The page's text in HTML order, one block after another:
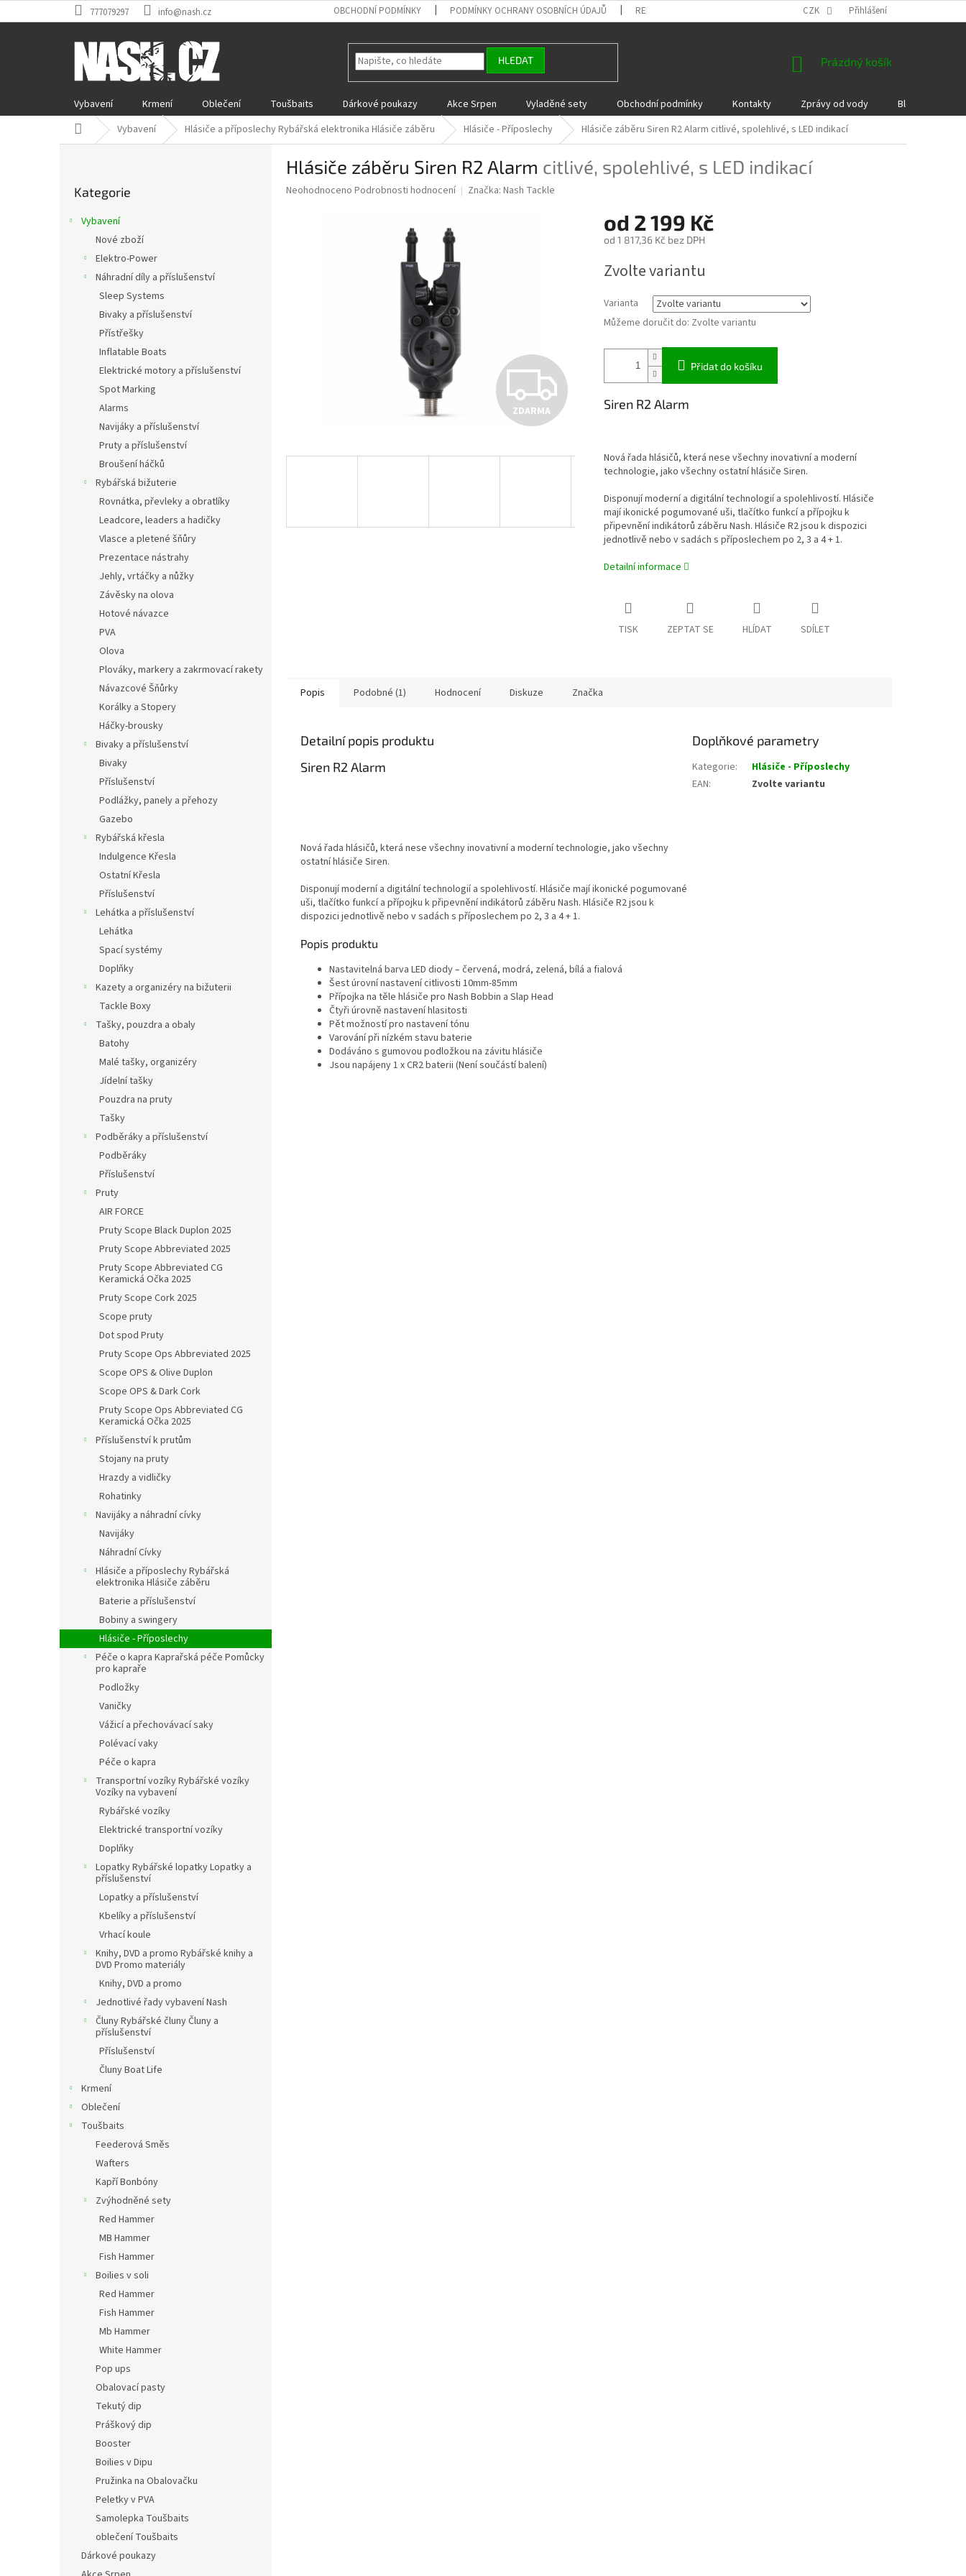
na
777079297 info@nash.cz OBCHODNÍ PODMÍNKY PODMÍNKY OCHRANY OSOBNÍCH ÚDAJŮ REKLAMACE A VRÁCENÍ ZBOŽÍ DÁRKOVÉ POUKAZY
CZK Přihlášení
HLEDAT
NÁKUPNÍ
Prázdný košík
Vybavení Krmení Oblečení Toušbaits Dárkové poukazy Akce Srpen Vyladěné sety Obchodní podmínky Kontakty Zprávy od vody Blog
Domů Vybavení Hlásiče a příposlechy Rybářská elektronika Hlásiče záběru Hlásiče - Příposlechy Hlásiče záběru Siren R2 Alarm citlivé, spolehlivé, s LED indikací
kategorie
Kategorie
Vybavení
Nové zboží
Elektro-Power
Náhradní díly a příslušenství
Sleep Systems
Bivaky a příslušenství
Přístřešky
Inflatable Boats
Elektrické motory a příslušenství
Spot Marking
Alarms
Navijáky a příslušenství
Pruty a příslušenství
Broušení háčků
Rybářská bižuterie
Rovnátka, převleky a obratlíky
Leadcore, leaders a hadičky
Vlasce a pletené šňůry
Prezentace nástrahy
Jehly, vrtáčky a nůžky
Závěsky na olova
Hotové návazce
PVA
Olova
Plováky, markery a zakrmovací rakety
Návazcové Šňůrky
Korálky a Stopery
Háčky-brousky
Bivaky a příslušenství
Bivaky
Příslušenství
Podlážky, panely a přehozy
Gazebo
Rybářská křesla
Indulgence Křesla
Ostatní Křesla
Příslušenství
Lehátka a příslušenství
Lehátka
Spací systémy
Doplňky
Kazety a organizéry na bižuterii
Tackle Boxy
Tašky, pouzdra a obaly
Batohy
Malé tašky, organizéry
Jídelní tašky
Pouzdra na pruty
Tašky
Podběráky a příslušenství
Podběráky
Příslušenství
Pruty
AIR FORCE
Pruty Scope Black Duplon 2025
Pruty Scope Abbreviated 2025
Pruty Scope Abbreviated CG
Keramická Očka 2025
Pruty Scope Cork 2025
Scope pruty
Dot spod Pruty
Pruty Scope Ops Abbreviated 2025
Scope OPS & Olive Duplon
Scope OPS & Dark Cork
Pruty Scope Ops Abbreviated CG
Keramická Očka 2025
Příslušenství k prutům
Stojany na pruty
Hrazdy a vidličky
Rohatinky
Navijáky a náhradní cívky
Navijáky
Náhradní Cívky
Hlásiče a příposlechy Rybářská
elektronika Hlásiče záběru
Baterie a příslušenství
Bobiny a swingery
Hlásiče - Příposlechy
Péče o kapra Kaprařská péče Pomůcky
pro kapraře
Podložky
Vaničky
Vážicí a přechovávací saky
Polévací vaky
Péče o kapra
Transportní vozíky Rybářské vozíky
Vozíky na vybavení
Rybářské vozíky
Elektrické transportní vozíky
Doplňky
Lopatky Rybářské lopatky Lopatky a
příslušenství
Lopatky a příslušenství
Kbelíky a příslušenství
Vrhací koule
Knihy, DVD a promo Rybářské knihy a
DVD Promo materiály
Knihy, DVD a promo
Jednotlivé řady vybavení Nash
Čluny Rybářské čluny Čluny a
příslušenství
Příslušenství
Čluny Boat Life
Krmení
Oblečení
Toušbaits
Feederová Směs
Wafters
Kapří Bonbóny
Zvýhodněné sety
Red Hammer
MB Hammer
Fish Hammer
Boilies v soli
Red Hammer
Fish Hammer
Mb Hammer
White Hammer
Pop ups
Obalovací pasty
Tekutý dip
Práškový dip
Booster
Boilies v Dipu
Pružinka na Obalovačku
Peletky v PVA
Samolepka Toušbaits
oblečení Toušbaits
Dárkové poukazy
Hlásiče záběru Siren R2 Alarm citlivé, spolehlivé, s LED indikací
Průměrné
Neohodnoceno Podrobnosti hodnocení Značka: Nash Tackle
Z
D
R
ZDARMA
od 2 199 Kč
od 1 817,36 Kčbez DPH
cena:
Zvolte variantu
Varianta
Můžeme doručit do: Zvolte variantu
Přidat do košíku
Siren R2 Alarm
Nová řada hlásičů, která nese všechny inovativní a moderní
technologie, jako všechny ostatní hlásiče Siren.
Disponují moderní a digitální technologií a spolehlivostí. Hlásiče
mají ikonické pogumované uši, tlačítko funkcí a přípojku k
připevnění indikátorů záběru Nash. Hlásiče R2 jsou k dispozici
jednotlivě nebo v sadách s příposlechem po 2, 3 a 4 + 1.
Detailní informace
TISK ZEPTAT SE HLÍDAT SDÍLET
Popis Podobné (1) Hodnocení Diskuze Značka
Detailní popis produktu
Siren R2 Alarm
Nová řada hlásičů, která nese všechny inovativní a moderní technologie, jako všechny
ostatní hlásiče Siren.
Disponují moderní a digitální technologií a spolehlivostí. Hlásiče mají ikonické pogumované
uši, tlačítko funkcí a přípojku k připevnění indikátorů záběru Nash. Hlásiče R2 jsou k
dispozici jednotlivě nebo v sadách s příposlechem po 2, 3 a 4 + 1.
Popis produktu
Nastavitelná barva LED diody – červená, modrá, zelená, bílá a fialová
Šest úrovní nastavení citlivosti 10mm-85mm
Přípojka na těle hlásiče pro Nash Bobbin a Slap Head
Čtyři úrovně nastavení hlasitosti
Pět možností pro nastavení tónu
Varování při nízkém stavu baterie
Dodáváno s gumovou podložkou na závitu hlásiče
Jsou napájeny 1 x CR2 baterii (Není součástí balení)
Doplňkové parametry
Kategorie:
Hlásiče - Příposlechy
EAN: Zvolte variantu